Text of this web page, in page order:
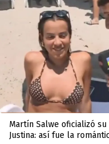
Martín Salwe oficializó su
Justina: así fue la